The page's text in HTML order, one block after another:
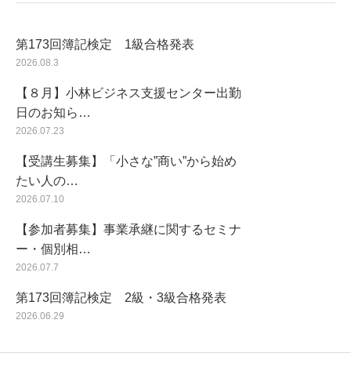
第173回簿記検定 1級合格発表
2026.08.3
【８月】小林ビジネス支援センター出勤
日のお知ら…
2026.07.23
【受講生募集】「小さな”商い”から始め
たい人の…
2026.07.10
【参加者募集】事業承継に関するセミナ
ー・個別相…
2026.07.7
第173回簿記検定 2級・3級合格発表
2026.06.29